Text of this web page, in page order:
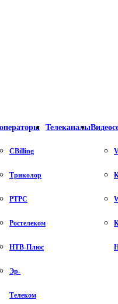
CBilling
Триколор
РТРС
Ростелеком
НТВ-Плюс
Эр-
Телеком
Телеканалы